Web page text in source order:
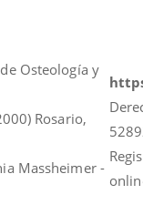
Osteología y
Rosario,
Massheimer -